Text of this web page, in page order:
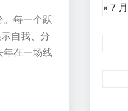
每一个跃
自我、分
年在一场线
« 7 月